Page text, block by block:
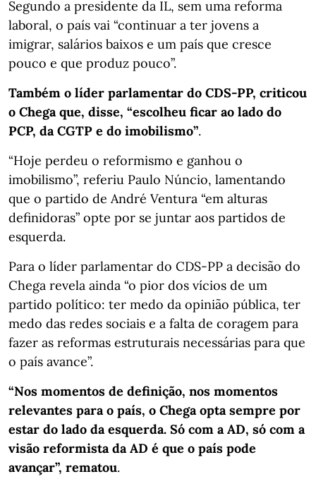
Segundo a presidente da IL, sem uma reforma
laboral, o país vai “continuar a ter jovens a
imigrar, salários baixos e um país que cresce
pouco e que produz pouco”.
Também o líder parlamentar do CDS-PP, criticou
o Chega que, disse, “escolheu ficar ao lado do
PCP, da CGTP e do imobilismo”.
“Hoje perdeu o reformismo e ganhou o
imobilismo”, referiu Paulo Núncio, lamentando
que o partido de André Ventura “em alturas
definidoras” opte por se juntar aos partidos de
esquerda.
Para o líder parlamentar do CDS-PP a decisão do
Chega revela ainda “o pior dos vícios de um
partido político: ter medo da opinião pública, ter
medo das redes sociais e a falta de coragem para
fazer as reformas estruturais necessárias para que
o país avance”.
“Nos momentos de definição, nos momentos
relevantes para o país, o Chega opta sempre por
estar do lado da esquerda. Só com a AD, só com a
visão reformista da AD é que o país pode
avançar”, rematou.